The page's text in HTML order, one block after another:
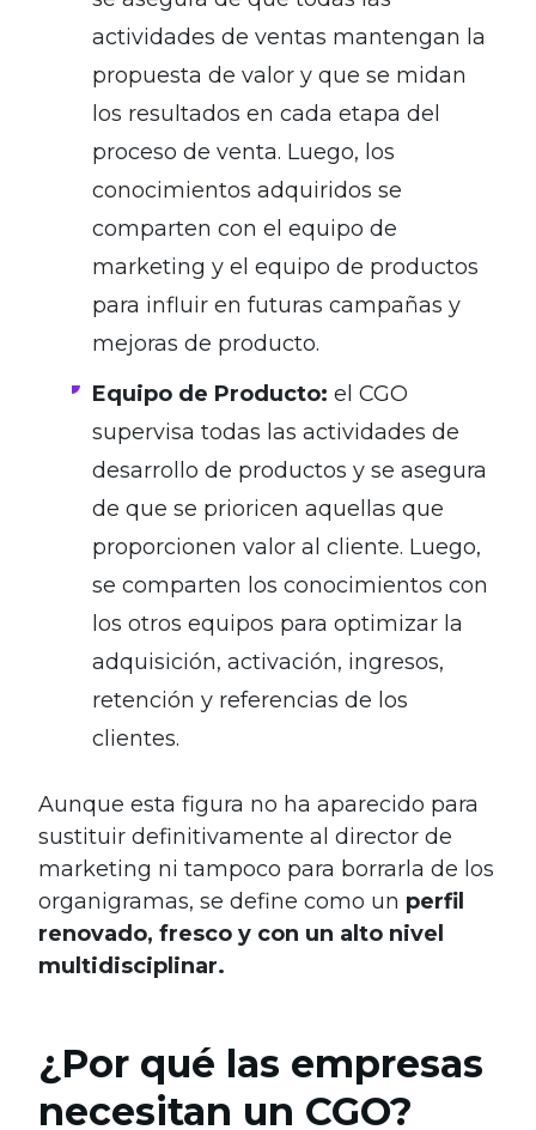
actividades de ventas mantengan la
propuesta de valor y que se midan
los resultados en cada etapa del
proceso de venta. Luego, los
conocimientos adquiridos se
comparten con el equipo de
marketing y el equipo de productos
para influir en futuras campañas y
mejoras de producto.
Equipo de Producto: el CGO
supervisa todas las actividades de
desarrollo de productos y se asegura
de que se prioricen aquellas que
proporcionen valor al cliente. Luego,
se comparten los conocimientos con
los otros equipos para optimizar la
adquisición, activación, ingresos,
retención y referencias de los
clientes.
Aunque esta figura no ha aparecido para
sustituir definitivamente al director de
marketing ni tampoco para borrarla de los
organigramas, se define como un perfil
renovado, fresco y con un alto nivel
multidisciplinar.
¿Por qué las empresas
necesitan un CGO?